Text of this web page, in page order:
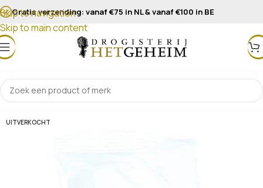
Skip to navigation
Skip to main content
Gratis verzending: vanaf €75 in NL & vanaf €100 in BE
UITVERKOCHT